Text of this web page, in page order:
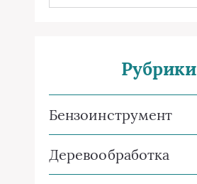
Рубрики
Бензоинструмент
Деревообработка